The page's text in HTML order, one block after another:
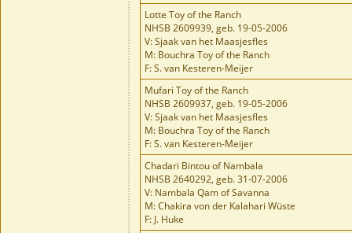
Lotte Toy of the Ranch
NHSB 2609939, geb. 19-05-2006
V: Sjaak van het Maasjesfles
M: Bouchra Toy of the Ranch
F: S. van Kesteren-Meijer
Mufari Toy of the Ranch
NHSB 2609937, geb. 19-05-2006
V: Sjaak van het Maasjesfles
M: Bouchra Toy of the Ranch
F: S. van Kesteren-Meijer
Chadari Bintou of Nambala
NHSB 2640292, geb. 31-07-2006
V: Nambala Qam of Savanna
M: Chakira von der Kalahari Wüste
F: J. Huke